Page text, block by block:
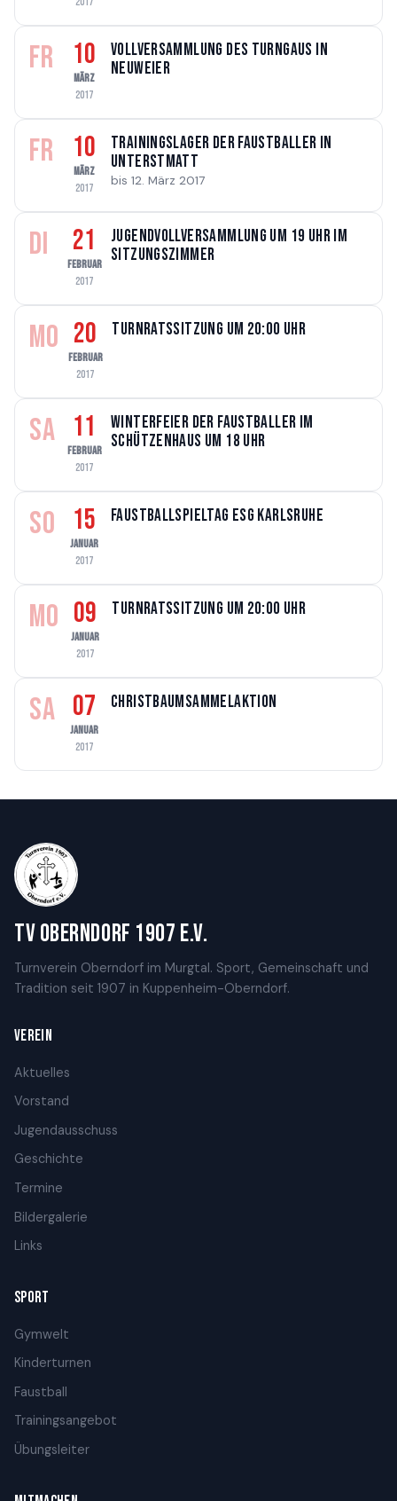
FR 10
MÄRZ
2017
Vollversammlung des Turngaus in
Neuweier
FR 10
MÄRZ
2017
Trainingslager der Faustballer in
Unterstmatt
bis 12. März 2017
DI 21
FEBRUAR
2017
Jugendvollversammlung um 19 Uhr im
Sitzungszimmer
MO 20
FEBRUAR
2017
Turnratssitzung um 20:00 Uhr
SA 11
FEBRUAR
2017
Winterfeier der Faustballer im
Schützenhaus um 18 Uhr
SO 15
JANUAR
2017
Faustballspieltag ESG Karlsruhe
MO 09
JANUAR
2017
Turnratssitzung um 20:00 Uhr
SA 07
JANUAR
2017
Christbaumsammelaktion
TV Oberndorf 1907 e.V.
Turnverein Oberndorf im Murgtal. Sport, Gemeinschaft und
Tradition seit 1907 in Kuppenheim-Oberndorf.
VEREIN
Aktuelles
Vorstand
Jugendausschuss
Geschichte
Termine
Bildergalerie
Links
SPORT
Gymwelt
Kinderturnen
Faustball
Trainingsangebot
Übungsleiter